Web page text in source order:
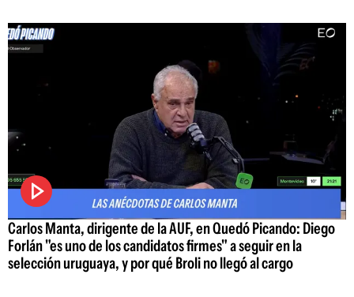
Carlos Manta, dirigente de la AUF, en Quedó Picando: Diego
Forlán "es uno de los candidatos firmes" a seguir en la
selección uruguaya, y por qué Broli no llegó al cargo